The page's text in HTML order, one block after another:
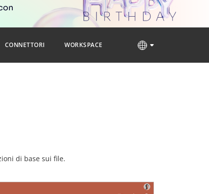
CONNETTORI WORKSPACE
di base sui file.